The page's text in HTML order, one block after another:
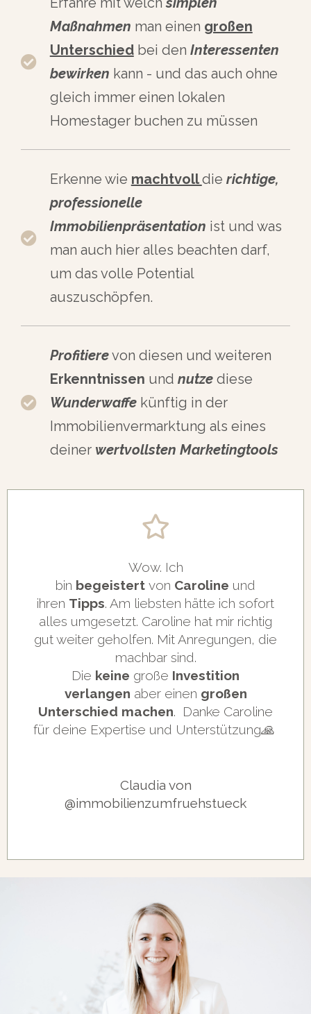
Maßnahmen man einen großen
Unterschiedbei den Interessenten
bewirken kann - und das auch ohne
gleich immer einen lokalen
Homestager buchen zu müssen
Erkenne wie machtvolldie richtige,
professionelle
Immobilienpräsentation ist und was
man auch hier alles beachten darf,
um das volle Potential
auszuschöpfen.
Profitierevon diesen und weiteren
Erkenntnissen und nutze diese
Wunderwaffe künftig in der
Immobilienvermarktung als eines
deiner wertvollsten Marketingtools
Wow. Ich
bin begeistert von Caroline und
ihren Tipps. Am liebsten hätte ich sofort
alles umgesetzt. Caroline hat mir richtig
gut weiter geholfen. Mit Anregungen, die
machbar sind.
Die keine große Investition
verlangen aber einen großen
Unterschied machen. Danke Caroline
für deine Expertise und Unterstützung🙏
Claudia von
@immobilienzumfruehstueck